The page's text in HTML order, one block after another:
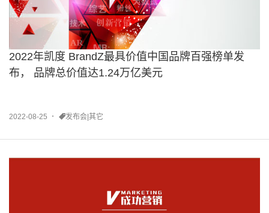
2022年凯度 BrandZ最具价值中国品牌百强榜单发
布， 品牌总价值达1.24万亿美元
2022-08-25 发布会|其它